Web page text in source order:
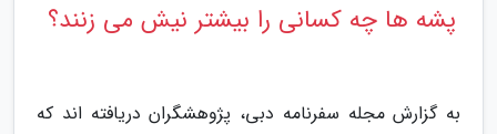
پشه ها چه کسانی را بیشتر نیش می زنند؟
به گزارش مجله سفرنامه دبی، پژوهشگران دریافته اند که